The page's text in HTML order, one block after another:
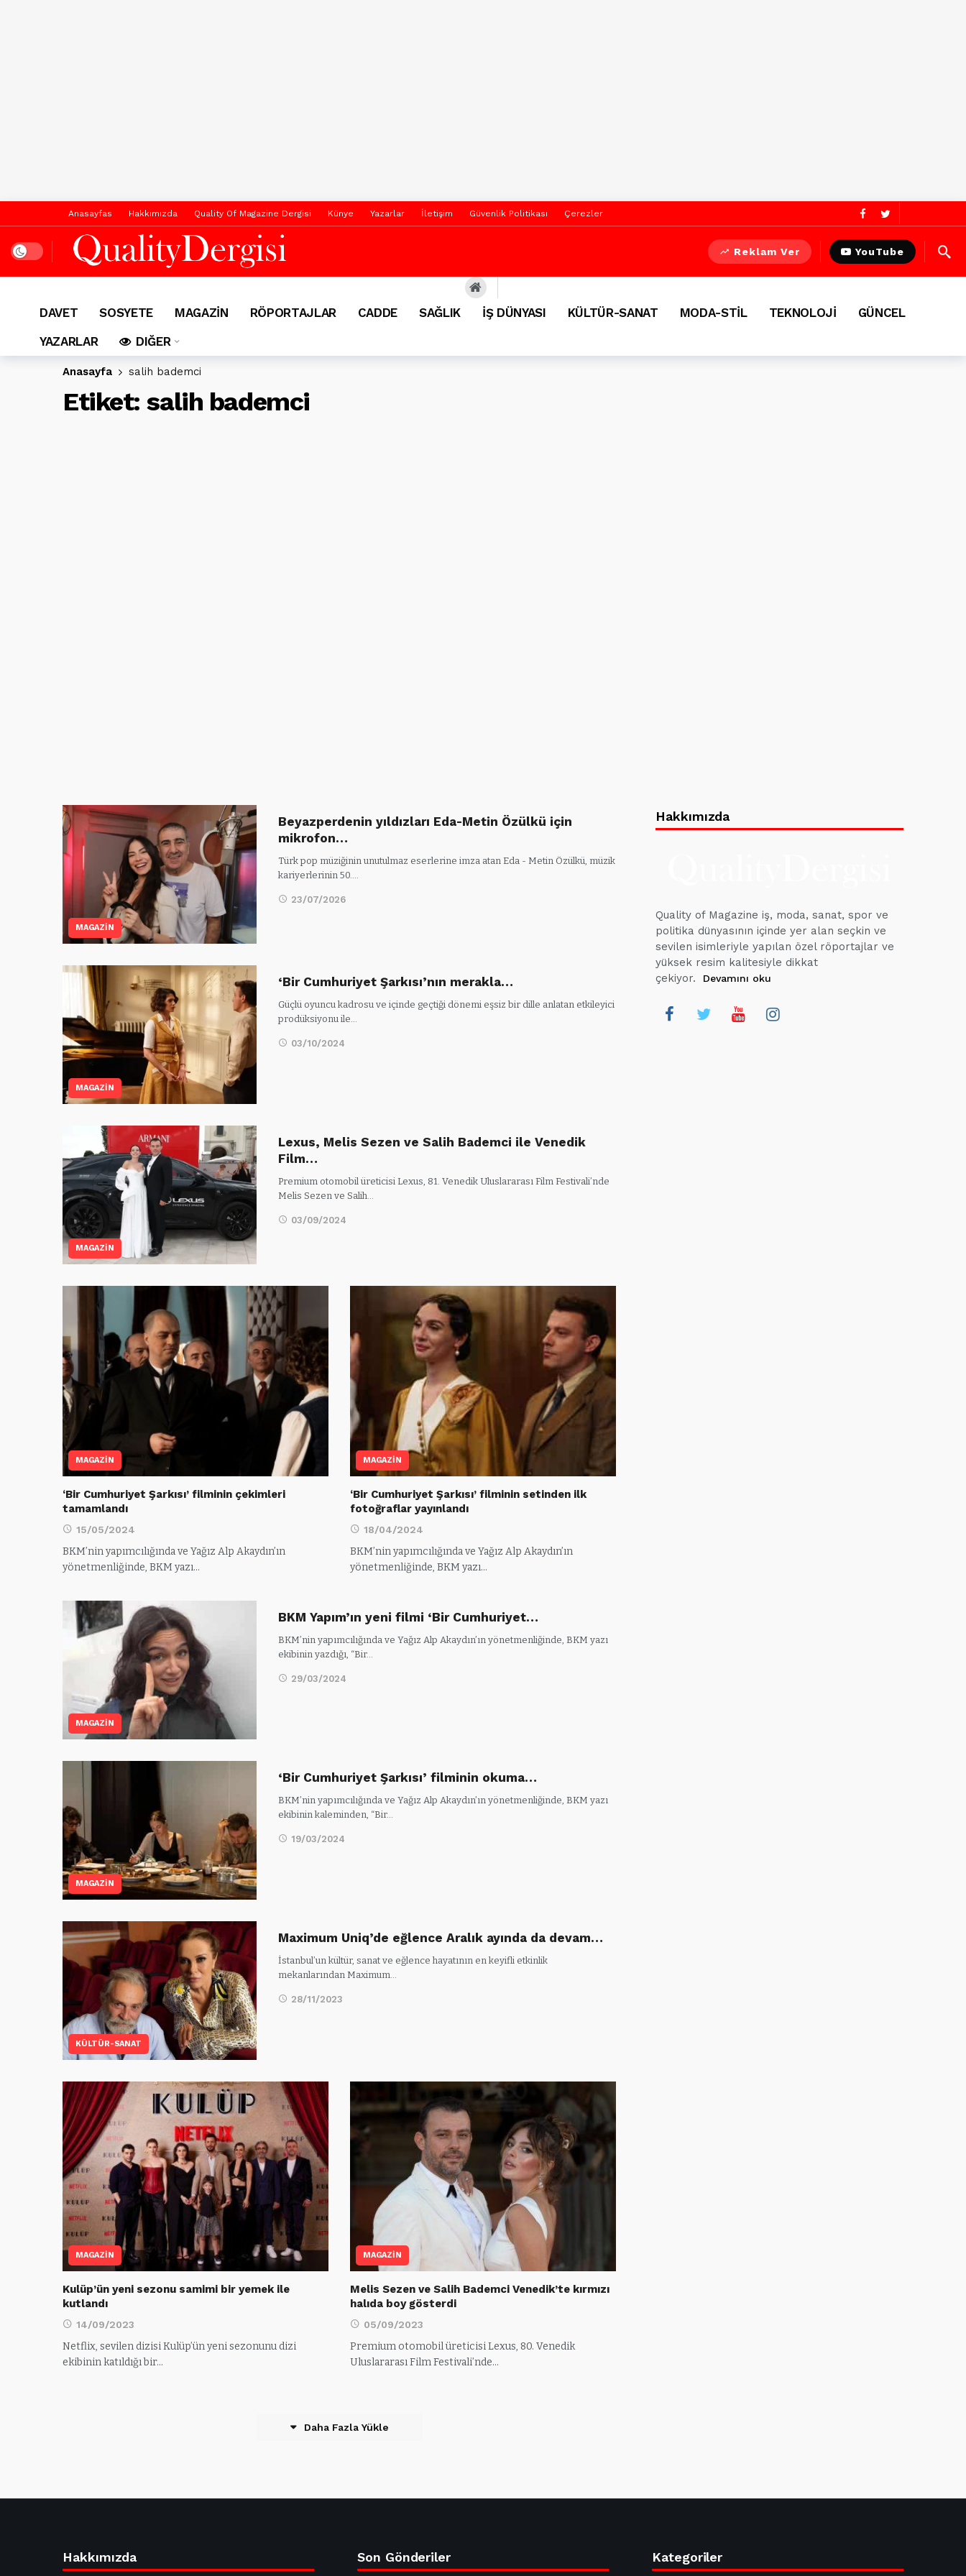
Anasayfas Hakkımızda Quality Of Magazine Dergisi Künye Yazarlar İletişim Güvenlik Politikası Çerezler
Dark mode Reklam Ver YouTube
DAVET SOSYETE MAGAZİN RÖPORTAJLAR CADDE SAĞLIK İŞ DÜNYASI KÜLTÜR-SANAT MODA-STİL TEKNOLOJİ
GÜNCEL
YAZARLAR
DIĞER
Anasayfa salih bademci
Etiket: salih bademci
MAGAZİN
Beyazperdenin yıldızları Eda-Metin Özülkü için
mikrofon…
Türk pop müziğinin unutulmaz eserlerine imza atan Eda - Metin Özülkü, müzik
kariyerlerinin 50.…
23/07/2026
MAGAZİN
‘Bir Cumhuriyet Şarkısı’nın merakla…
Güçlü oyuncu kadrosu ve içinde geçtiği dönemi eşsiz bir dille anlatan etkileyici
prodüksiyonu ile…
03/10/2024
MAGAZİN
Lexus, Melis Sezen ve Salih Bademci ile Venedik
Film…
Premium otomobil üreticisi Lexus, 81. Venedik Uluslararası Film Festivali’nde
Melis Sezen ve Salih…
03/09/2024
MAGAZİN
‘Bir Cumhuriyet Şarkısı’ filminin çekimleri
tamamlandı
15/05/2024
BKM’nin yapımcılığında ve Yağız Alp Akaydın’ın
yönetmenliğinde, BKM yazı…
MAGAZİN
‘Bir Cumhuriyet Şarkısı’ filminin setinden ilk
fotoğraflar yayınlandı
18/04/2024
BKM’nin yapımcılığında ve Yağız Alp Akaydın’ın
yönetmenliğinde, BKM yazı…
MAGAZİN
BKM Yapım’ın yeni filmi ‘Bir Cumhuriyet…
BKM’nin yapımcılığında ve Yağız Alp Akaydın’ın yönetmenliğinde, BKM yazı
ekibinin yazdığı, “Bir…
29/03/2024
MAGAZİN
‘Bir Cumhuriyet Şarkısı’ filminin okuma…
BKM’nin yapımcılığında ve Yağız Alp Akaydın’ın yönetmenliğinde, BKM yazı
ekibinin kaleminden, “Bir…
19/03/2024
KÜLTÜR-SANAT
Maximum Uniq’de eğlence Aralık ayında da devam…
İstanbul’un kültür, sanat ve eğlence hayatının en keyifli etkinlik
mekanlarından Maximum…
28/11/2023
MAGAZİN
Kulüp’ün yeni sezonu samimi bir yemek ile
kutlandı
14/09/2023
Netflix, sevilen dizisi Kulüp’ün yeni sezonunu dizi
ekibinin katıldığı bir…
MAGAZİN
Melis Sezen ve Salih Bademci Venedik’te kırmızı
halıda boy gösterdi
05/09/2023
Premium otomobil üreticisi Lexus, 80. Venedik
Uluslararası Film Festivali’nde…
Daha Fazla Yükle
Hakkımızda
Quality of Magazine iş, moda, sanat, spor ve
politika dünyasının içinde yer alan seçkin ve
sevilen isimleriyle yapılan özel röportajlar ve
yüksek resim kalitesiyle dikkat
çekiyor.
Devamını oku
Hakkımızda Son Gönderiler Kategoriler